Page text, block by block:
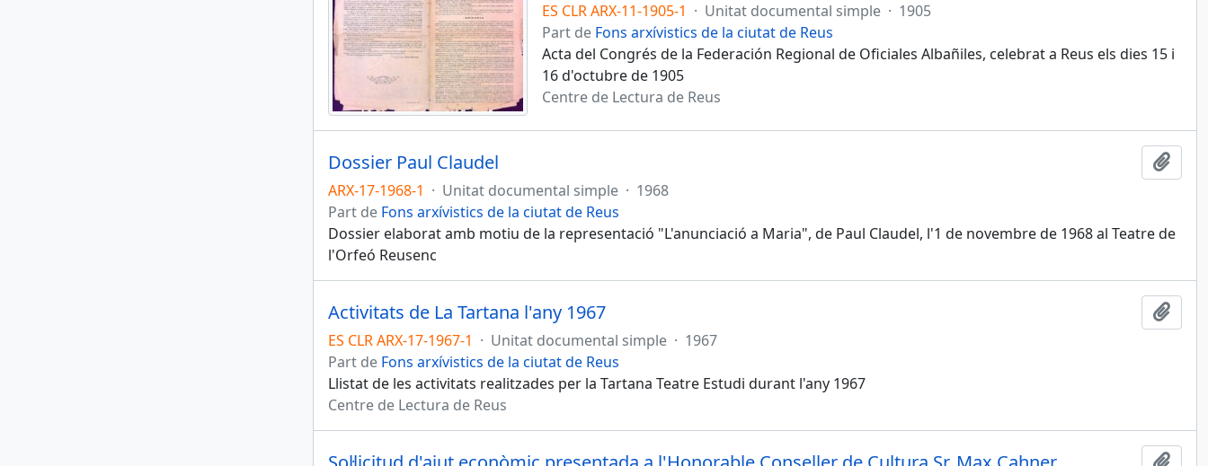
ES CLR ARX-11-1905-1 · Unitat documental simple · 1905
Part de Fons arxívistics de la ciutat de Reus
Acta del Congrés de la Federación Regional de Oficiales Albañiles, celebrat a Reus els dies 15 i
16 d'octubre de 1905
Centre de Lectura de Reus
Dossier Paul Claudel
ARX-17-1968-1 · Unitat documental simple · 1968
Part de Fons arxívistics de la ciutat de Reus
Dossier elaborat amb motiu de la representació "L'anunciació a Maria", de Paul Claudel, l'1 de novembre de 1968 al Teatre de
l'Orfeó Reusenc
Activitats de La Tartana l'any 1967
ES CLR ARX-17-1967-1 · Unitat documental simple · 1967
Part de Fons arxívistics de la ciutat de Reus
Llistat de les activitats realitzades per la Tartana Teatre Estudi durant l'any 1967
Centre de Lectura de Reus